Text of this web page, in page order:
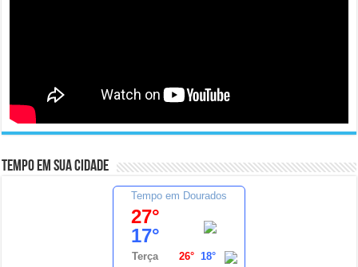
Tempo em sua cidade
Tempo em Dourados
27°
17°
Terça 26° 18°